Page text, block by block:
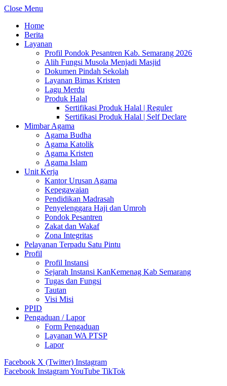
Close Menu
Home
Berita
Layanan
Profil Pondok Pesantren Kab. Semarang 2026
Alih Fungsi Musola Menjadi Masjid
Dokumen Pindah Sekolah
Layanan Bimas Kristen
Lagu Merdu
Produk Halal
Sertifikasi Produk Halal | Reguler
Sertifikasi Produk Halal | Self Declare
Mimbar Agama
Agama Budha
Agama Katolik
Agama Kristen
Agama Islam
Unit Kerja
Kantor Urusan Agama
Kepegawaian
Pendidikan Madrasah
Penyelenggara Haji dan Umroh
Pondok Pesantren
Zakat dan Wakaf
Zona Integritas
Pelayanan Terpadu Satu Pintu
Profil
Profil Instansi
Sejarah Instansi KanKemenag Kab Semarang
Tugas dan Fungsi
Tautan
Visi Misi
PPID
Pengaduan / Lapor
Form Pengaduan
Layanan WA PTSP
Lapor
Facebook X (Twitter) Instagram
Facebook InstagramYouTube TikTok